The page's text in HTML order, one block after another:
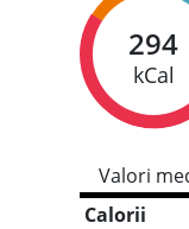
294
kCal
Valori
Calorii